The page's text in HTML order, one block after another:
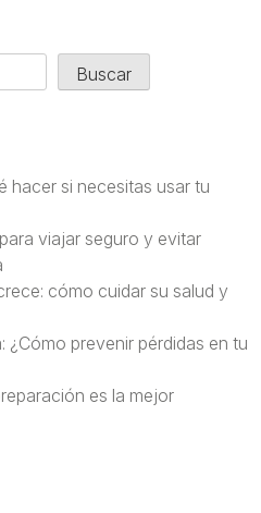
Buscar
hacer si necesitas usar tu
viajar seguro y evitar
cómo cuidar su salud y
¿Cómo prevenir pérdidas en tu
es la mejor